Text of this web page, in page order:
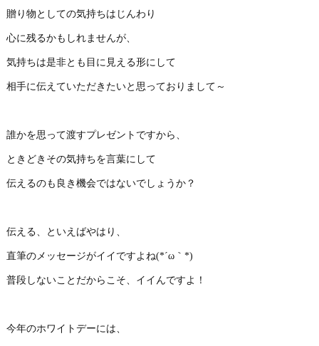
贈り物としての気持ちはじんわり
心に残るかもしれませんが、
気持ちは是非とも目に見える形にして
相手に伝えていただきたいと思っておりまして～
誰かを思って渡すプレゼントですから、
ときどきその気持ちを言葉にして
伝えるのも良き機会ではないでしょうか？
伝える、といえばやはり、
直筆のメッセージがイイですよね(*´ω｀*)
普段しないことだからこそ、イイんですよ！
今年のホワイトデーには、